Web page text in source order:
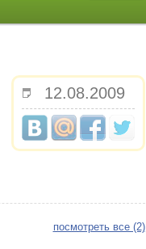
12.08.2009
посмотреть все (2)